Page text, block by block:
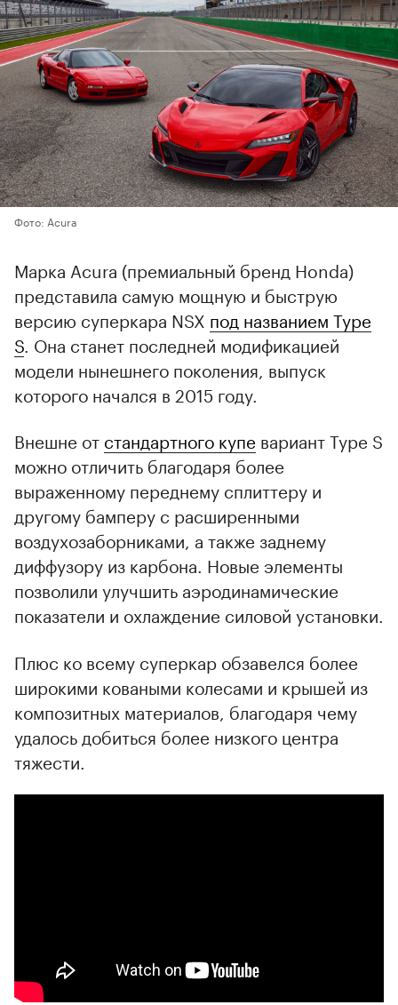
Фото: Acura
Марка Acura (премиальный бренд Honda)
представила самую мощную и быструю
версию суперкара NSX под названием Type
S . Она станет последней модификацией
модели нынешнего поколения, выпуск
которого начался в 2015 году.
Внешне от стандартного купе вариант Type S
можно отличить благодаря более
выраженному переднему сплиттеру и
другому бамперу с расширенными
воздухозаборниками, а также заднему
диффузору из карбона. Новые элементы
позволили улучшить аэродинамические
показатели и охлаждение силовой установки.
Плюс ко всему суперкар обзавелся более
широкими коваными колесами и крышей из
композитных материалов, благодаря чему
удалось добиться более низкого центра
тяжести.